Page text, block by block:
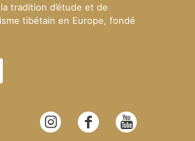
tradition d’étude et de
tibétain en Europe, fondé